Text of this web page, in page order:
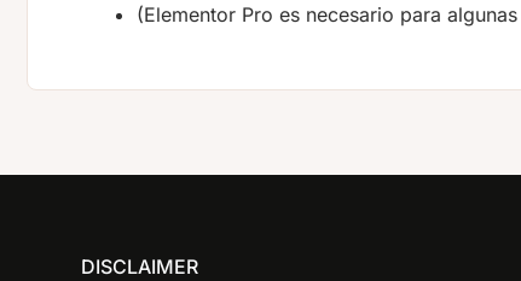
(Elementor Pro es necesario para
DISCLAIMER